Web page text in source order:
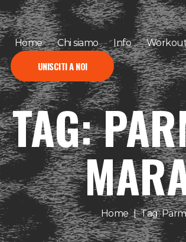
Home Chi siamo Info
UNISCITI A NOI
TAG:
Home Tag: